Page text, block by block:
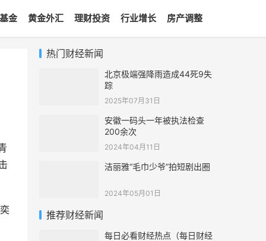
金 黄金外汇 理财投资 行业增长 房产调整
热门财经新闻
北京极端强降雨造成44死9失
踪
2025年07月31日
安徽一码头一年被执法检查
200余次
2024年04月11日
洁丽雅“毛巾少爷”拍短剧出圈
2024年05月01日
推荐财经新闻
每日必看财经热点（每日财经